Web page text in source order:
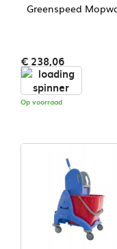
Greenspeed
€ 238,06
Op voorraad